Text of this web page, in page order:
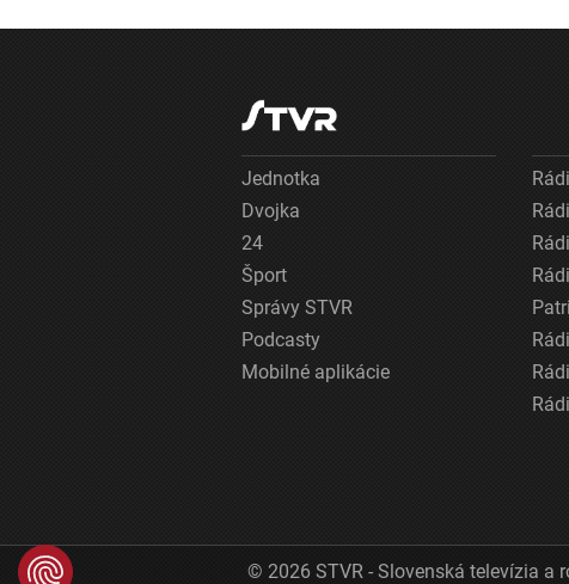
Jednotka
Dvojka
24
Šport
Správy STVR
Podcasty
Mobilné aplikácie
© 2026 STVR - Slovenská televízia a